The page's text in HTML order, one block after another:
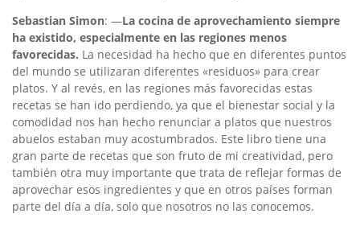
Sebastian Simon: —La cocina de aprovechamiento siempre
ha existido, especialmente en las regiones menos
favorecidas. La necesidad ha hecho que en diferentes puntos
del mundo se utilizaran diferentes «residuos» para crear
platos. Y al revés, en las regiones más favorecidas estas
recetas se han ido perdiendo, ya que el bienestar social y la
comodidad nos han hecho renunciar a platos que nuestros
abuelos estaban muy acostumbrados. Este libro tiene una
gran parte de recetas que son fruto de mi creatividad, pero
también otra muy importante que trata de reflejar formas de
aprovechar esos ingredientes y que en otros países forman
parte del día a día, solo que nosotros no las conocemos.